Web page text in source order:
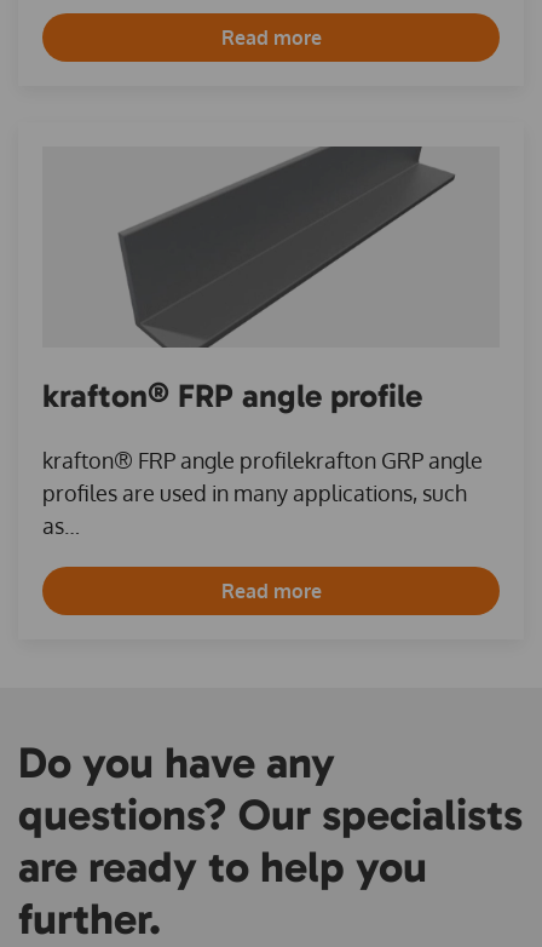
Read more
krafton® FRP angle profile
krafton® FRP angle profilekrafton GRP angle
profiles are used in many applications, such
as…
Read more
Do you have any
questions? Our specialists
are ready to help you
further.